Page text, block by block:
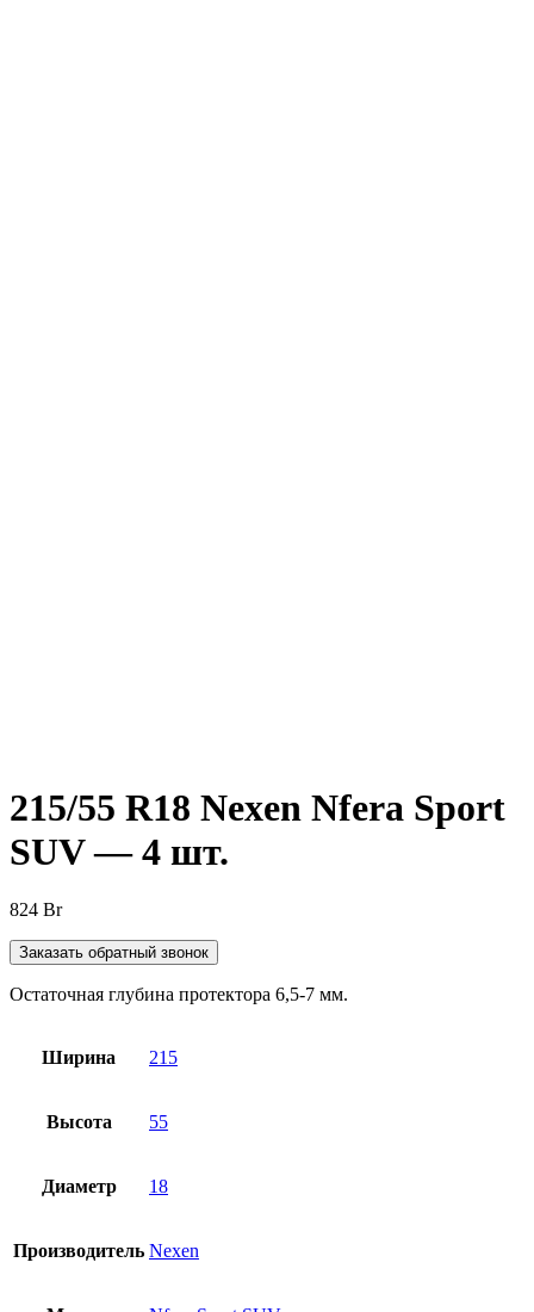
215/55 R18 Nexen Nfera Sport
SUV — 4 шт.
824 Br
Заказать обратный звонок
Остаточная глубина протектора 6,5-7 мм.
Ширина 215
Высота 55
Диаметр 18
Производитель Nexen